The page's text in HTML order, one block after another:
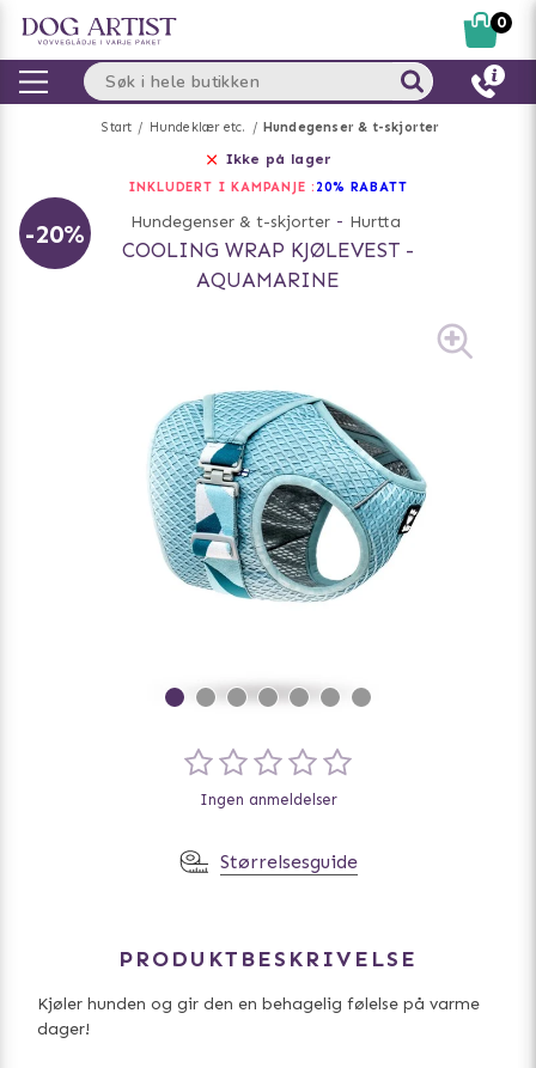
Start Hundeklær etc. Hundegenser & t-skjorter
Ikke på lager
INKLUDERT I KAMPANJE : 20% RABATT
-20% Hundegenser & t-skjorter - Hurtta
COOLING WRAP KJØLEVEST -
AQUAMARINE
Ingen anmeldelser
Størrelsesguide
PRODUKTBESKRIVELSE
Kjøler hunden og gir den en behagelig følelse på varme
dager!
0